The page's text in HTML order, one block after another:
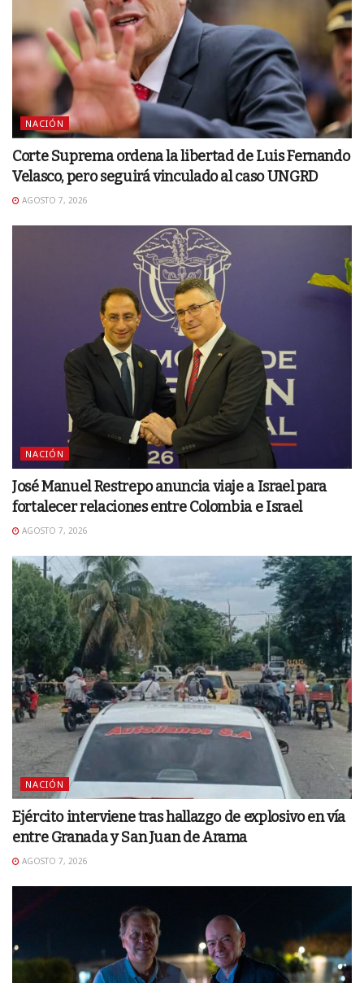
NACIÓN
Corte Suprema ordena la libertad de Luis Fernando
Velasco, pero seguirá vinculado al caso UNGRD
AGOSTO 7, 2026
NACIÓN
José Manuel Restrepo anuncia viaje a Israel para
fortalecer relaciones entre Colombia e Israel
AGOSTO 7, 2026
NACIÓN
Ejército interviene tras hallazgo de explosivo en vía
entre Granada y San Juan de Arama
AGOSTO 7, 2026